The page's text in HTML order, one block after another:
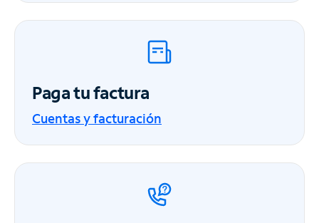
Paga tu factura
Cuentas y facturación